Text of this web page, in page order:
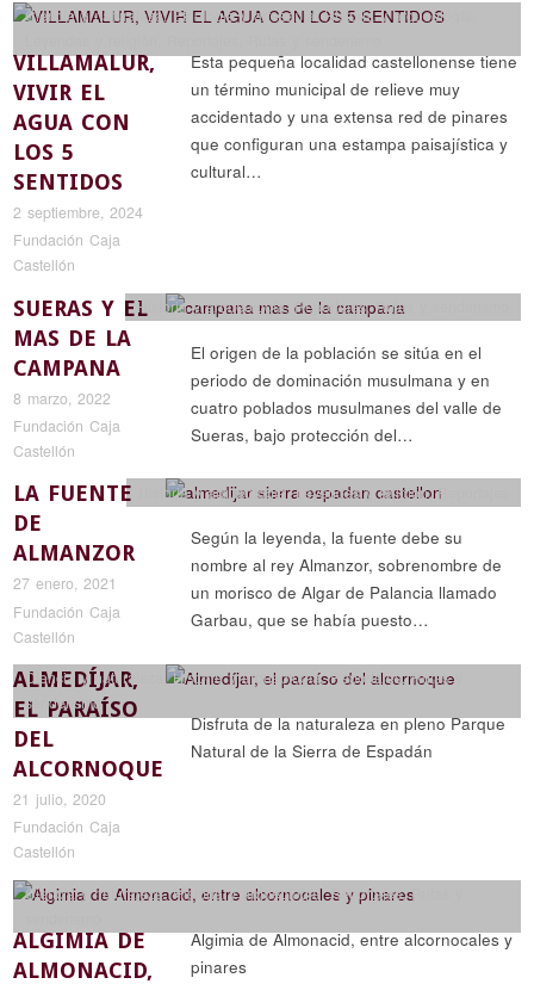
VILLAMALUR,
VIVIR EL
AGUA CON
LOS 5
SENTIDOS
2 septiembre, 2024
Fundación Caja
Castellón
Ciencia y naturaleza,Etnología y artesanía ,Historia y arqueología
Esta pequeña localidad castellonense tiene
un término municipal de relieve muy
accidentado y una extensa red de pinares
que configuran una estampa paisajística y
cultural…
SUERAS Y EL
MAS DE LA
CAMPANA
8 marzo, 2022
Fundación Caja
Castellón
Historia y arqueología, Reportajes,Rutas y senderismo
El origen de la población se sitúa en el
periodo de dominación musulmana y en
cuatro poblados musulmanes del valle de
Sueras, bajo protección del…
LA FUENTE
DE
ALMANZOR
27 enero, 2021
Fundación Caja
Castellón
Historia y arqueología,Leyendas y religión,Reportajes
Según la leyenda, la fuente debe su
nombre al rey Almanzor, sobrenombre de
un morisco de Algar de Palancia llamado
Garbau, que se había puesto…
ALMEDÍJAR,
EL PARAÍSO
DEL
ALCORNOQUE
21 julio, 2020
Fundación Caja
Castellón
Ciencia y naturaleza ,Historia y arqueología,Reportajes,Rutas y
senderismo
Disfruta de la naturaleza en pleno Parque
Natural de la Sierra de Espadán
ALGIMIA DE
ALMONACID,
Ciencia y naturaleza,Historia y arqueología,Reportajes,Rutas y
Algimia de Almonacid, entre alcornocales y
pinares